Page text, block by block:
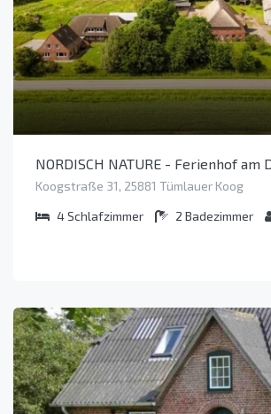
NORDISCH NATURE - Ferienhof am
Koogstraße 31, 25881 Tümlauer Koog
4Schlafzimmer 2 Badezimmer